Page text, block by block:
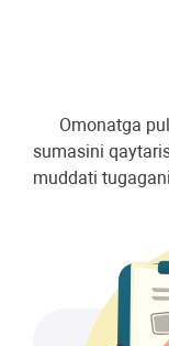
Omonatga pul
sumasini
muddati